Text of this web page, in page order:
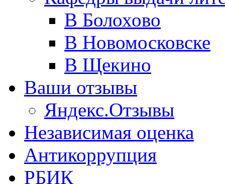
В Болохово
В Новомосковске
В Щекино
Ваши отзывы
Яндекс.Отзывы
Независимая оценка
Антикоррупция
РБИК